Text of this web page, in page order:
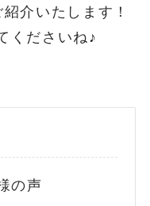
介いたします！
くださいね♪
の声